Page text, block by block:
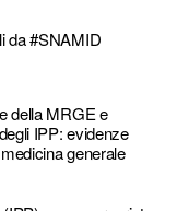
da #SNAMID
della MRGE e
IPP: evidenze
generale